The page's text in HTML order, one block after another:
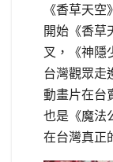
《香草天
開始《香草
叉，《神隱
台灣觀眾走
動畫片在台
也是《魔法
在台灣真正